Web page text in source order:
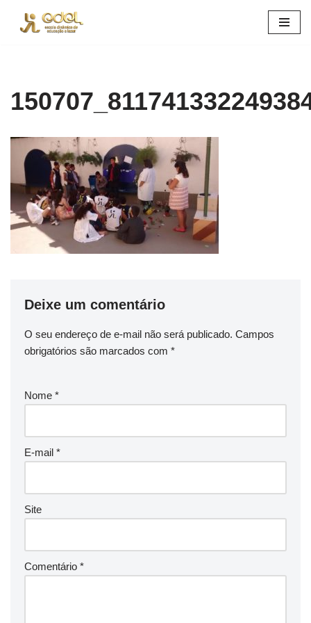
Deixe um comentário
O seu endereço de e-mail não será publicado. Campos
obrigatórios são marcados com *
Nome *
E-mail *
Site
Comentário *